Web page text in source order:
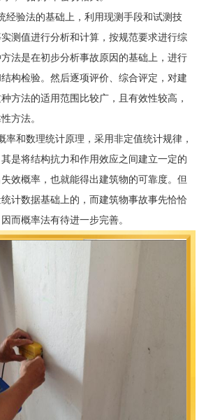
经验法的基础上，利用现测手段和试测技
测值进行分析和计算，按规范要求进行综
法是在初步分析事故原因的基础上，进行
构检验。然后逐项评价、综合评定，对建
方法的适用范围比较广，且有效性较高，
方法。
率和数理统计原理，采用非定值统计规律，
是将结构抗力和作用效应之间建立一定的
效概率，也就能得出建筑物的可靠度。但
计数据基础上的，而建筑物事故事先恰恰
而概率法有待进一步完善。